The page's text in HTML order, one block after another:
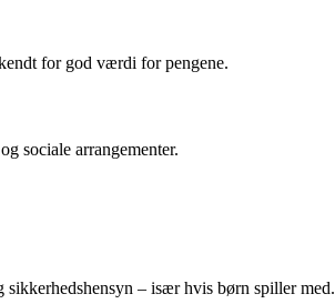
for god værdi for pengene.
sociale arrangementer.
sikkerhedshensyn – især hvis børn spiller med.